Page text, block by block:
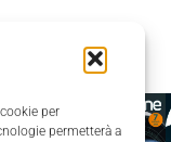
per
permetterà a
Edicola